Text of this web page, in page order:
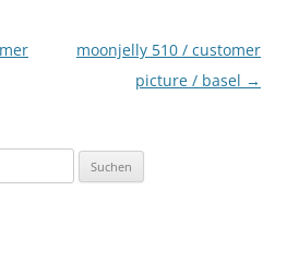
moonjelly 510 / customer
picture / basel →